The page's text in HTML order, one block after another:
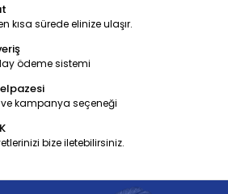
kısa sürede elinize ulaşır.
ödeme sistemi
kampanya seçeneği
bize iletebilirsiniz.